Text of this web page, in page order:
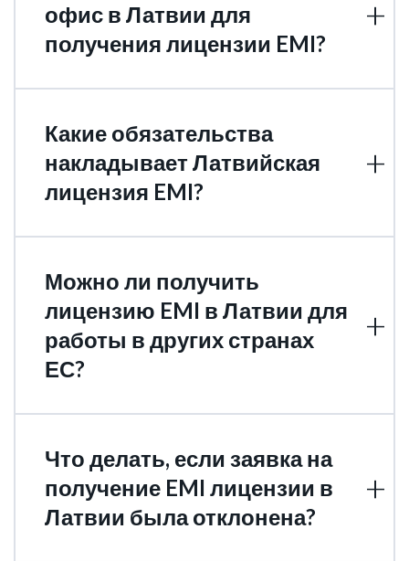
офис в Латвии для
получения лицензии EMI?
Какие обязательства
накладывает Латвийская
лицензия EMI?
Можно ли получить
лицензию EMI в Латвии для
работы в других странах
ЕС?
Что делать, если заявка на
получение EMI лицензии в
Латвии была отклонена?